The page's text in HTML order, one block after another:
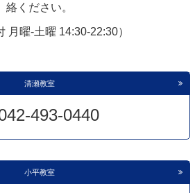
絡ください。
月曜-土曜 14:30-22:30）
清瀬教室
493-0440
小平教室